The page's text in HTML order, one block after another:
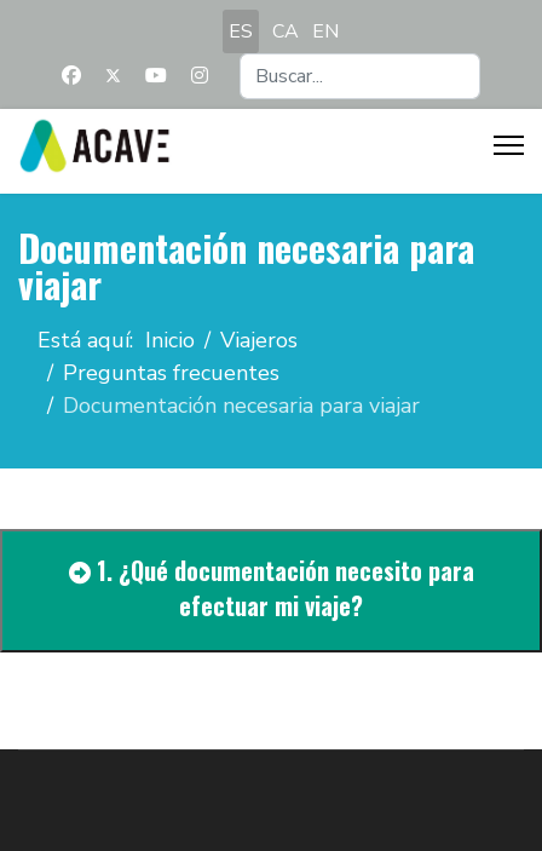
Seleccione su idioma
ES CA EN
Documentación necesaria para
viajar
Está aquí: Inicio
Viajeros
Preguntas frecuentes
Documentación necesaria para viajar
1. ¿Qué documentación necesito para
efectuar mi viaje?